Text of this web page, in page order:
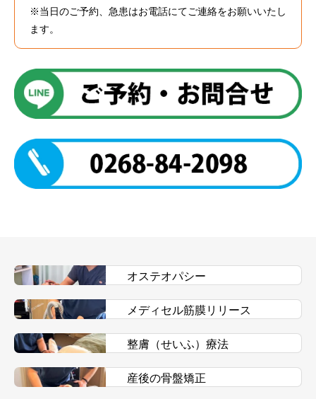
※当日のご予約、急患はお電話にてご連絡をお願いいたし
ます。
オステオパシー
メディセル筋膜リリース
整膚（せいふ）療法
産後の骨盤矯正